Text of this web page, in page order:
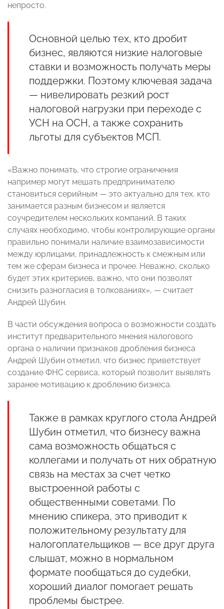
непросто.
Основной целью тех, кто дробит
бизнес, являются низкие налоговые
ставки и возможность получать меры
поддержки. Поэтому ключевая задача
— нивелировать резкий рост
налоговой нагрузки при переходе с
УСН на ОСН, а также сохранить
льготы для субъектов МСП.
«Важно понимать, что строгие ограничения
например могут мешать предпринимателю
становиться серийным — это актуально для тех, кто
занимается разным бизнесом и является
соучредителем нескольких компаний. В таких
случаях необходимо, чтобы контролирующие органы
правильно понимали наличие взаимозависимости
между юрлицами, принадлежность к смежным или
тем же сферам бизнеса и прочее. Неважно, сколько
будет этих критериев, важно, что они позволят
снизить разногласия в толкованиях», — считает
Андрей Шубин.
В части обсуждения вопроса о возможности создать
институт предварительного мнения налогового
органа о наличии признаков дробления бизнеса
Андрей Шубин отметил, что бизнес приветствует
создание ФНС сервиса, который позволит выявлять
заранее мотивацию к дроблению бизнеса.
Также в рамках круглого стола Андрей
Шубин отметил, что бизнесу важна
сама возможность общаться с
коллегами и получать от них обратную
связь на местах за счет четко
выстроенной работы с
общественными советами. По
мнению спикера, это приводит к
положительному результату для
налогоплательщиков — все друг друга
слышат, можно в нормальном
формате пообщаться до судебки,
хороший диалог помогает решать
проблемы быстрее.